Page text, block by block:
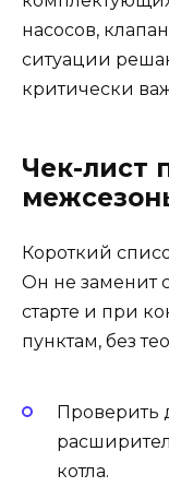
насосов,
ситуации
критически
Чек-лист
Короткий
Он не заменит
старте и при
пунктам, без
Проверить
котла.